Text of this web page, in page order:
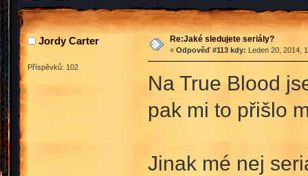
Jordy Carter
Příspěvků: 102
Re:Jaké sledujete seriály?
« Odpověď #113 kdy: Leden 20, 2014,
Na True Blood
pak mi to přišlo
Jinak mé nej